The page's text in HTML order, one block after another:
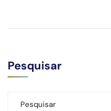
Pesquisar